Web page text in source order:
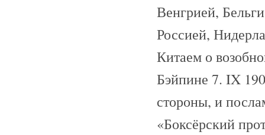
Венгрией,
Россией,
Китаем о
Бэйпине 7. IX
стороны, и
«Боксёрский